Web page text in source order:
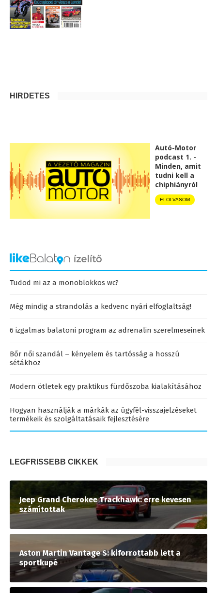
HIRDETÉS
Autó-Motor
podcast 1. -
Minden, amit
tudni kell a
chiphiányról
ELOLVASOM
Tudod mi az a monoblokkos wc?
Még mindig a strandolás a kedvenc nyári elfoglaltság!
6 izgalmas balatoni program az adrenalin szerelmeseinek
Bőr női szandál – kényelem és tartósság a hosszú
sétákhoz
Modern ötletek egy praktikus fürdőszoba kialakításához
Hogyan használják a márkák az ügyfél-visszajelzéseket
termékeik és szolgáltatásaik fejlesztésére
LEGFRISSEBB CIKKEK
Jeep Grand Cherokee Trackhawk: erre kevesen
számítottak
Aston Martin Vantage S: kiforrottabb lett a
sportkupé